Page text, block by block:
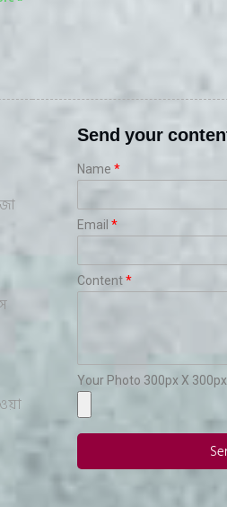
Send your
Name
Email
Content
Your Photo 300px X 300px